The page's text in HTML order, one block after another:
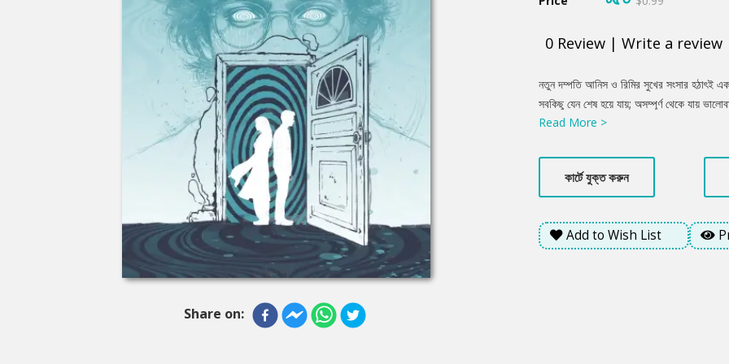
Share on:
0 Review | Write a review
Product
Summery
নতুন দম্পতি আনিস ও রিমির সুখের সংসার হঠাৎই
সবকিছু যেন শেষ হয়ে যায়; অসম্পূর্ণ থেকে যায়
এখানেই থেমে থাকে না। দূর ভবিষ্যতের এক উন্নত
স্বপ্ন, যা নিয়ম ভাঙে। একটি গল্প, যা শেষ হতে চায়
ভালোবাসার অসম্পূর্ণ প্রতিশ্রুতি কি নতুন করে
হৃদয়বিদারক প্রেমের গল্প, তেমনি অন্যদিকে এটি
চমকপ্রদ বৈজ্ঞানিক কল্পকাহিনি।
Read More >
কার্টে যুক্ত করুন
Add to Wish List